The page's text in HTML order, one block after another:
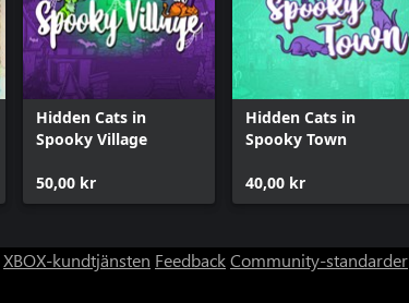
Hidden Cats in
Spooky Village
50,00 kr
Hidden Cats in
Spooky Town
40,00 kr
XBOX-kundtjänsten FeedbackCommunity-standarder